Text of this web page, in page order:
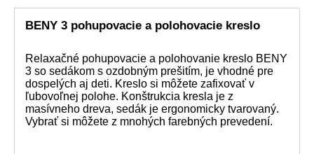
BENY 3 pohupovacie a polohovacie kreslo
Relaxačné pohupovacie a polohovanie kreslo BENY
3 so sedákom s ozdobným prešitím, je vhodné pre
dospelých aj deti. Kreslo si môžete zafixovať v
ľubovoľnej polohe. Konštrukcia kresla je z
masívneho dreva, sedák je ergonomicky tvarovaný.
Vybrať si môžete z mnohých farebných prevedení.